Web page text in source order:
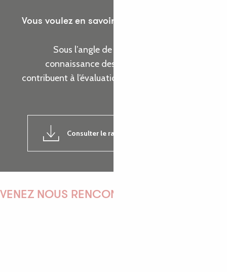
Vous voulez en savoir plus sur les actions de
Sous l’angle de cinq thématiques, prenez
connaissance des indicateurs d’activité qui
contribuent à l’évaluation de la réalisation de nos
Consulter le rapport d'activité 2024
VENEZ NOUS RENCONTRER !